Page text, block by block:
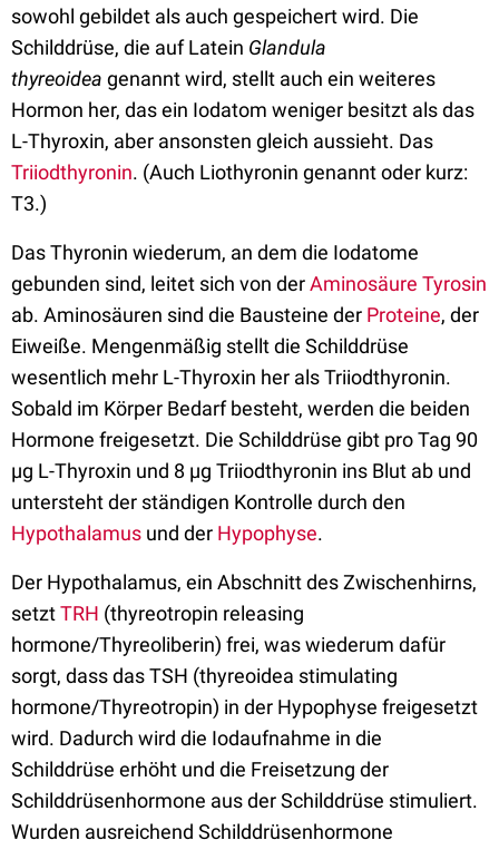
sowohl gebildet als auch gespeichert wird. Die
Schilddrüse, die auf Latein Glandula
thyreoidea genannt wird, stellt auch ein weiteres
Hormon her, das ein Iodatom weniger besitzt als das
L-Thyroxin, aber ansonsten gleich aussieht. Das
Triiodthyronin. (Auch Liothyronin genannt oder kurz:
T3.)
Das Thyronin wiederum, an dem die Iodatome
gebunden sind, leitet sich von derAminosäure Tyrosin
ab. Aminosäuren sind die Bausteine der Proteine, der
Eiweiße. Mengenmäßig stellt die Schilddrüse
wesentlich mehr L-Thyroxin her als Triiodthyronin.
Sobald im Körper Bedarf besteht, werden die beiden
Hormone freigesetzt. Die Schilddrüse gibt pro Tag 90
µg L-Thyroxin und 8 µg Triiodthyronin ins Blut ab und
untersteht der ständigen Kontrolle durch den
Hypothalamus und der Hypophyse.
Der Hypothalamus, ein Abschnitt des Zwischenhirns,
setztTRH (thyreotropin releasing
hormone/Thyreoliberin) frei, was wiederum dafür
sorgt, dass das TSH (thyreoidea stimulating
hormone/Thyreotropin) in der Hypophyse freigesetzt
wird. Dadurch wird die Iodaufnahme in die
Schilddrüse erhöht und die Freisetzung der
Schilddrüsenhormone aus der Schilddrüse stimuliert.
Wurden ausreichend Schilddrüsenhormone